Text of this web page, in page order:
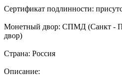
Сертификат подлинности:
Монетный двор: СПМД (Санкт -
двор)
Страна: Россия
Описание: